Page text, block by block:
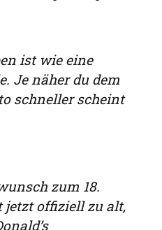
ist wie eine
Je näher du dem
schneller scheint
zum 18.
jetzt offiziell zu alt,